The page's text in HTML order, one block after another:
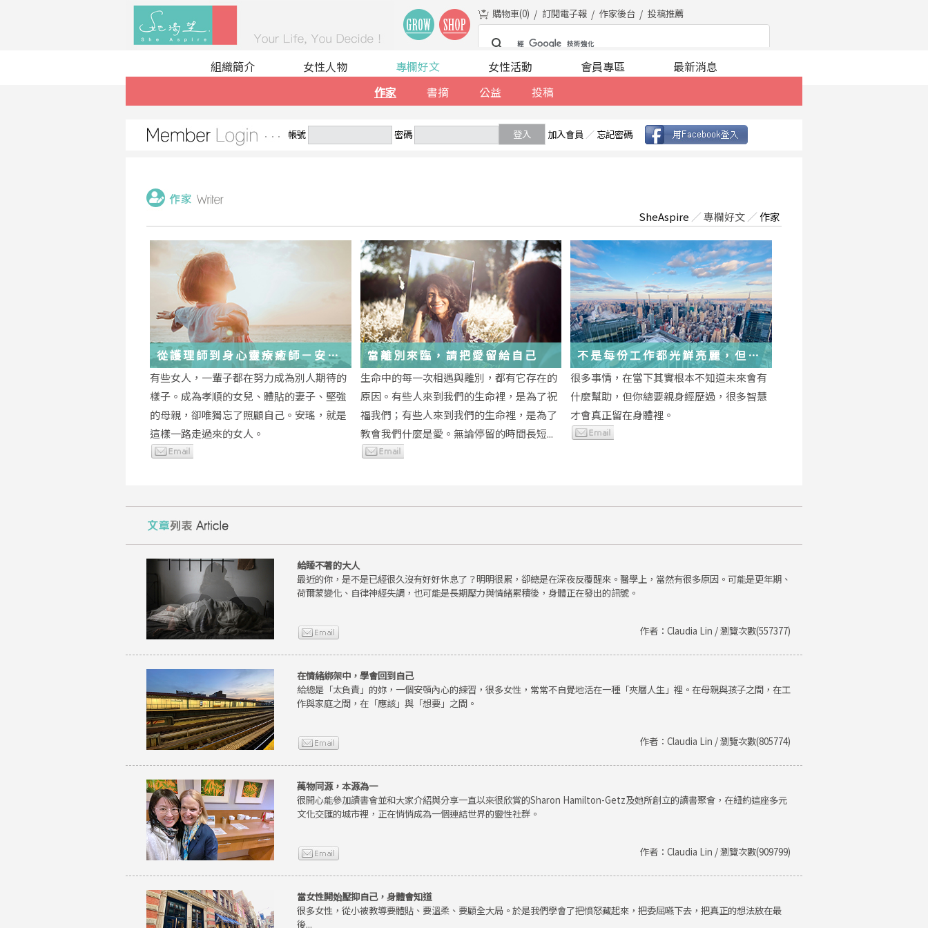
購物車(0) 訂閱電子報 作家後台 投稿推薦
組織簡介 女性人物
專欄好文
作家
書摘 公益 投稿
女性活動 會員專區 最新消息
帳號 密碼 登入 加入會員 ／ 忘記密碼
SheAspire ／專欄好文 ／ 作家
從護理師到身心靈療癒師－安
瑤：每一段低谷，都能成為重生
的起點
有些女人，一輩子都在努力成為別人期待的
樣子。成為孝順的女兒、體貼的妻子、堅強
的母親，卻唯獨忘了照顧自己。安瑤，就是
這樣一路走過來的女人。
當離別來臨，請把愛留給自己
生命中的每一次相遇與離別，都有它存在的
原因。有些人來到我們的生命裡，是為了祝
福我們；有些人來到我們的生命裡，是為了
教會我們什麼是愛。無論停留的時間長短...
不是每份工作都光鮮亮麗，但每
段經歷都在偷偷改變你
很多事情，在當下其實根本不知道未來會有
什麼幫助，但你總要親身經歷過，很多智慧
才會真正留在身體裡。
給睡不著的大人
最近的你，是不是已經很久沒有好好休息了？明明很累，卻總是在深夜反覆醒來。醫學上，當然有很多原因。可能是更年期、
荷爾蒙變化、自律神經失調，也可能是長期壓力與情緒累積後，身體正在發出的訊號。
作者：Claudia Lin / 瀏覽次數(557377)
在情緒綁架中，學會回到自己
給總是「太負責」的妳，一個安頓內心的練習，很多女性，常常不自覺地活在一種「夾層人生」裡。在母親與孩子之間，在工
作與家庭之間，在「應該」與「想要」之間。
作者：Claudia Lin / 瀏覽次數(805774)
萬物同源，本源為一
很開心能參加讀書會並和大家介紹與分享一直以來很欣賞的Sharon Hamilton-Getz及她所創立的讀書聚會，在紐約這座多元
文化交匯的城市裡，正在悄悄成為一個連結世界的靈性社群。
作者：Claudia Lin / 瀏覽次數(909799)
當女性開始壓抑自己，身體會知道
很多女性，從小被教導要體貼、要溫柔、要顧全大局。於是我們學會了把憤怒藏起來，把委屈嚥下去，把真正的想法放在最
後...